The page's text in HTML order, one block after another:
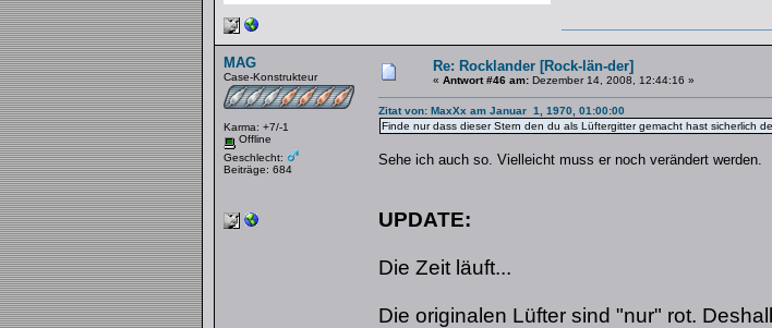
MAG
Case-Konstrukteur
Karma: +7/-1
Offline
Geschlecht:
Beiträge: 684
Re: Rocklander [Rock-län-der]
« Antwort #46 am:Dezember 14, 2008, 12:44:16 »
Zitat von: MaxXx am Januar 1, 1970, 01:00:00
Finde nur dass dieser Stern den du als Lüftergitter gemacht hast sicherlich
Sehe ich auch so. Vielleicht muss er noch verändert werden.
UPDATE:
Die Zeit läuft...
Die originalen Lüfter sind "nur" rot.